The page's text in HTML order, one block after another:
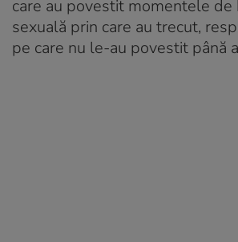
care au povestit momentele de
sexuală prin care au trecut,
pe care nu le-au povestit până